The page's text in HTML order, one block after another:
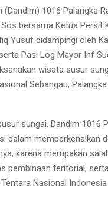
1016 Palangka
bersama Ketua Persit
Yusuf didampingi oleh
Pasi Log Mayor Inf
wisata susur
Sebangau,
sungai, Dandim 1016
dalam memperkenalkan
karena merupakan
pembinaan teritorial,
Nasional